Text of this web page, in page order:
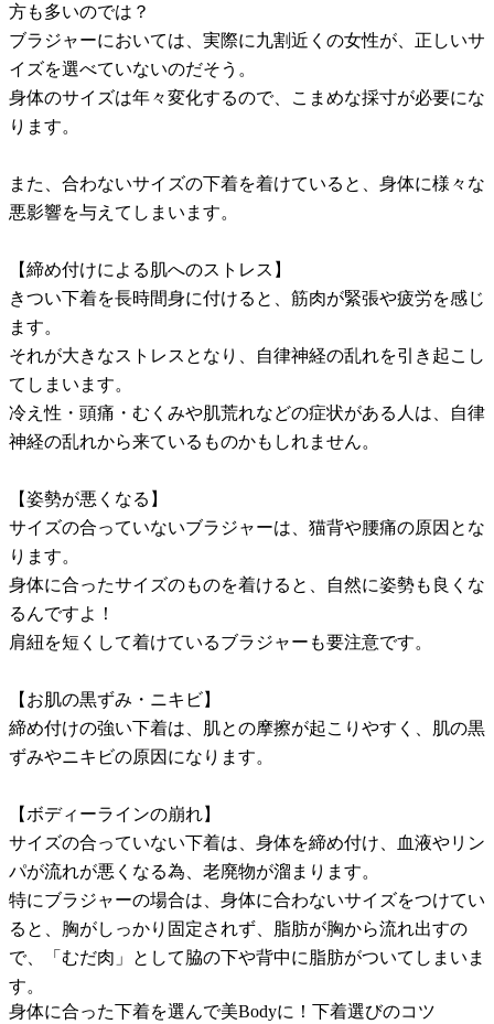
方も多いのでは？
ブラジャーにおいては、実際に九割近くの女性が、正しいサ
イズを選べていないのだそう。
身体のサイズは年々変化するので、こまめな採寸が必要にな
ります。
また、合わないサイズの下着を着けていると、身体に様々な
悪影響を与えてしまいます。
【締め付けによる肌へのストレス】
きつい下着を長時間身に付けると、筋肉が緊張や疲労を感じ
ます。
それが大きなストレスとなり、自律神経の乱れを引き起こし
てしまいます。
冷え性・頭痛・むくみや肌荒れなどの症状がある人は、自律
神経の乱れから来ているものかもしれません。
【姿勢が悪くなる】
サイズの合っていないブラジャーは、猫背や腰痛の原因とな
ります。
身体に合ったサイズのものを着けると、自然に姿勢も良くな
るんですよ！
肩紐を短くして着けているブラジャーも要注意です。
【お肌の黒ずみ・ニキビ】
締め付けの強い下着は、肌との摩擦が起こりやすく、肌の黒
ずみやニキビの原因になります。
【ボディーラインの崩れ】
サイズの合っていない下着は、身体を締め付け、血液やリン
パが流れが悪くなる為、老廃物が溜まります。
特にブラジャーの場合は、身体に合わないサイズをつけてい
ると、胸がしっかり固定されず、脂肪が胸から流れ出すの
で、「むだ肉」として脇の下や背中に脂肪がついてしまいま
す。
身体に合った下着を選んで美Bodyに！下着選びのコツ